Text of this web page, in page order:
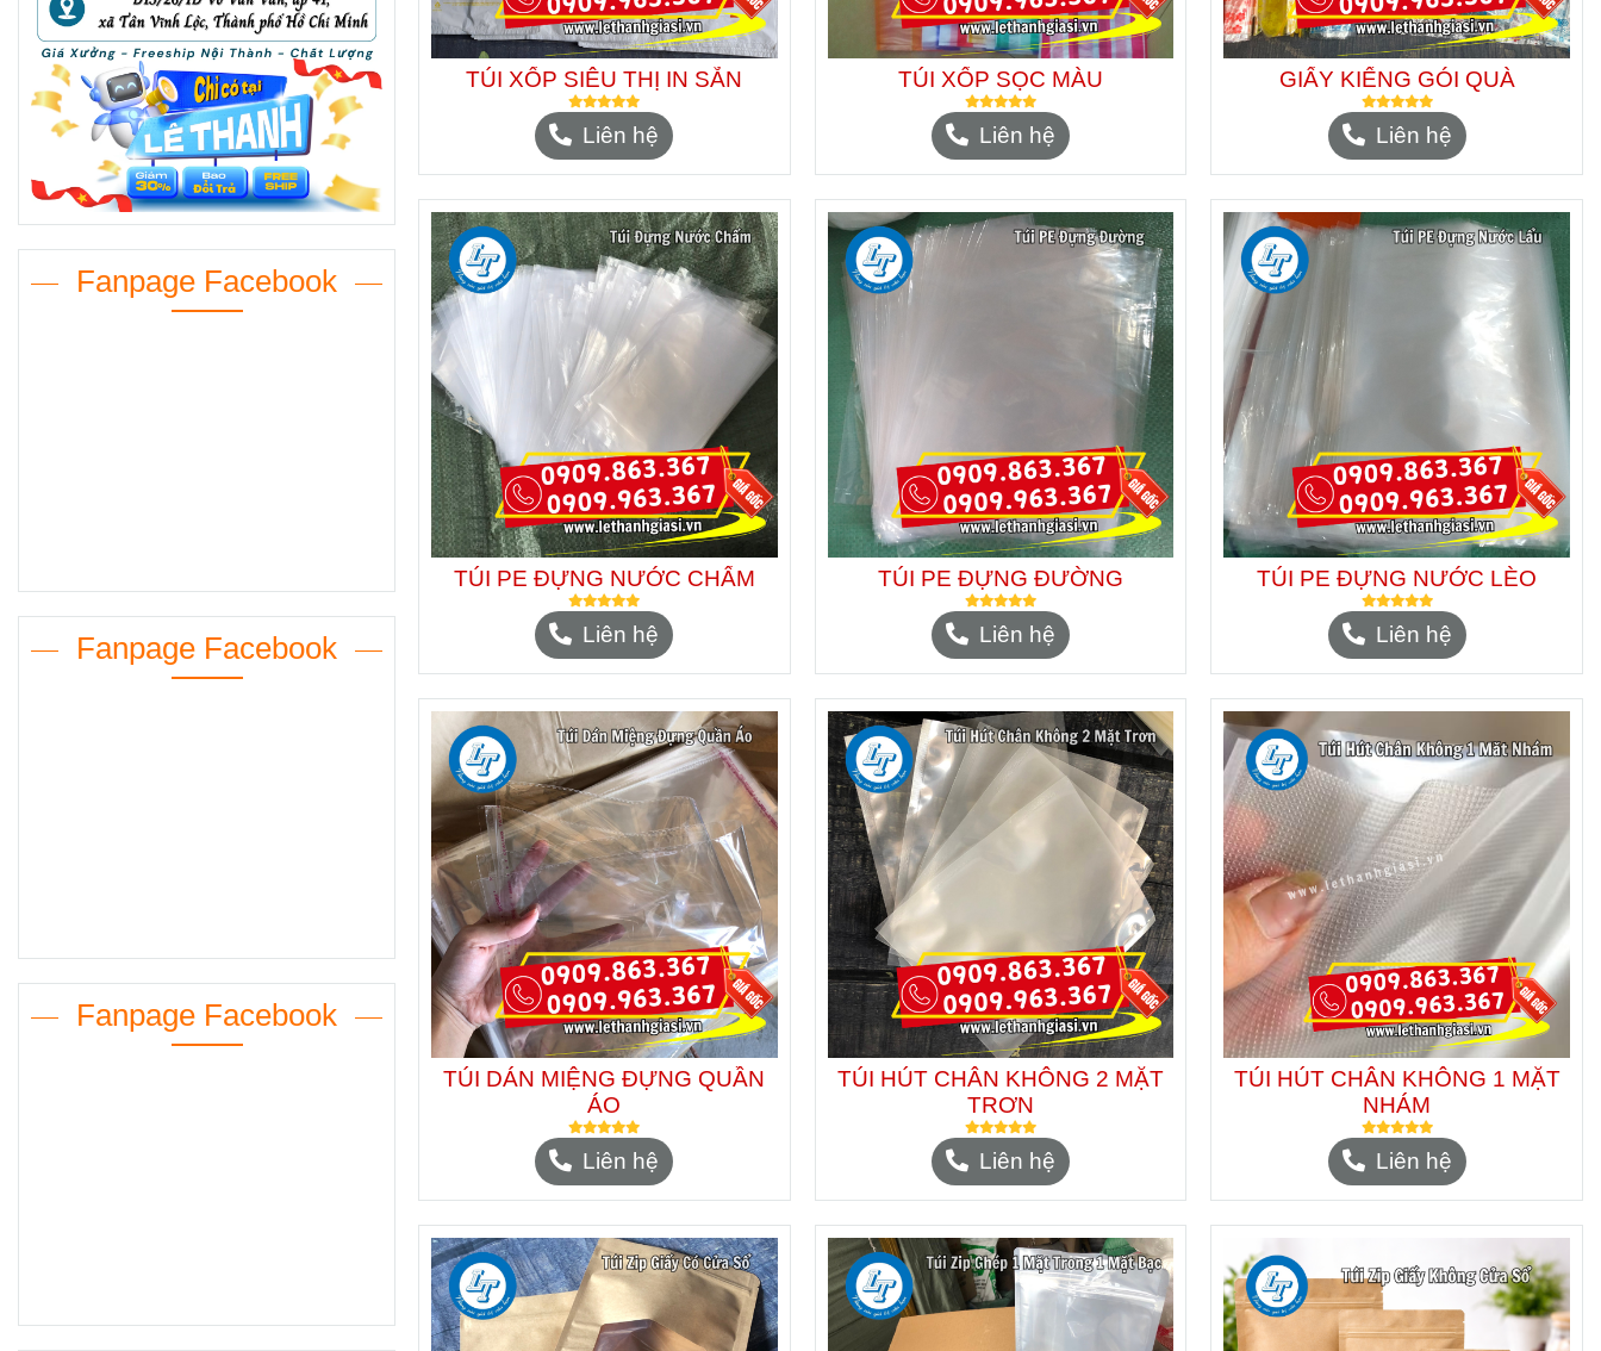
TÚI XỐP SIÊU THỊ IN SẴN
Liên hệ
TÚI XỐP SỌC MÀU
Liên hệ
GIẤY KIẾNG GÓI QUÀ
Liên hệ
TÚI PE ĐỰNG NƯỚC CHẤM
Liên hệ
TÚI PE ĐỰNG ĐƯỜNG
Liên hệ
TÚI PE ĐỰNG NƯỚC LÈO
Liên hệ
TÚI DÁN MIỆNG ĐỰNG QUẦN
ÁO
Liên hệ
TÚI HÚT CHÂN KHÔNG 2 MẶT
TRƠN
Liên hệ
TÚI HÚT CHÂN KHÔNG 1 MẶT
NHÁM
Liên hệ
Fanpage Facebook
Fanpage Facebook
Fanpage Facebook